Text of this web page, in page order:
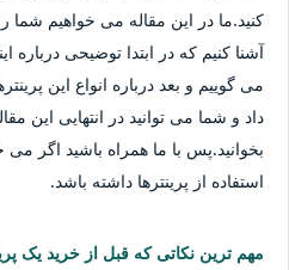
کنید.ما در این مقاله می خواهیم شما
آشنا کنیم که در ابتدا توضیحی درباره
می گوییم و بعد درباره انواع این
داد و شما می توانید در انتهایی این
بخوانید.پس با ما همراه باشید اگر می
استفاده از پرینترها داشته باشد.
مهم ترین نکاتی که قبل از خرید یک